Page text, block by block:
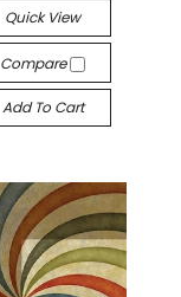
Quick View
Compare
Add To Cart